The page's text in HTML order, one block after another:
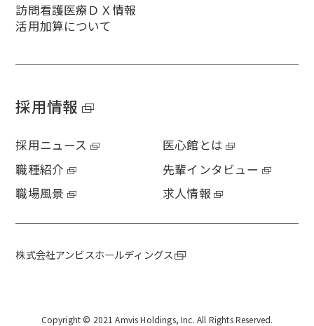
訪問看護医療ＤＸ情報
活用加算について
採用情報
採用ニュース
医心館とは
職種紹介
先輩インタビュー
職場風景
求人情報
株式会社アンビスホールディングス
Copyright © 2021 Amvis Holdings, Inc. All Rights Reserved.